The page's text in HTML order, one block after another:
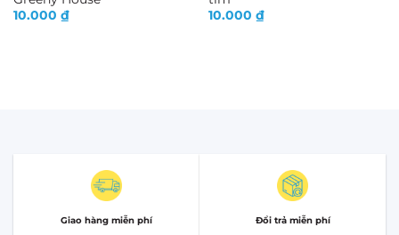
10.000 ₫
10.000 ₫
Giao hàng miễn phí
Đổi trả miễn phí